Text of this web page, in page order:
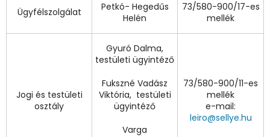
Ügyfélszolgálat
Petkó- Hegedűs
Helén
73/580-900/17-es
mellék
Jogi és testületi
osztály
Gyuró Dalma,
testületi ügyintéző
Fukszné Vadász
Viktória, testületi
ügyintéző
Varga
73/580-900/11-es
mellék
e-mail:
leiro@sellye.hu